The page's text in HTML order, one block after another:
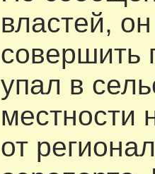
властей,
совершить
упал в
местности
от